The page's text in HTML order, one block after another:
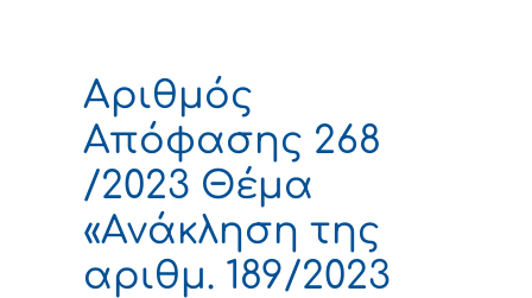
Αριθμός
Απόφασης 268
/2023 Θέμα
«Ανάκληση της
αριθμ. 189/2023